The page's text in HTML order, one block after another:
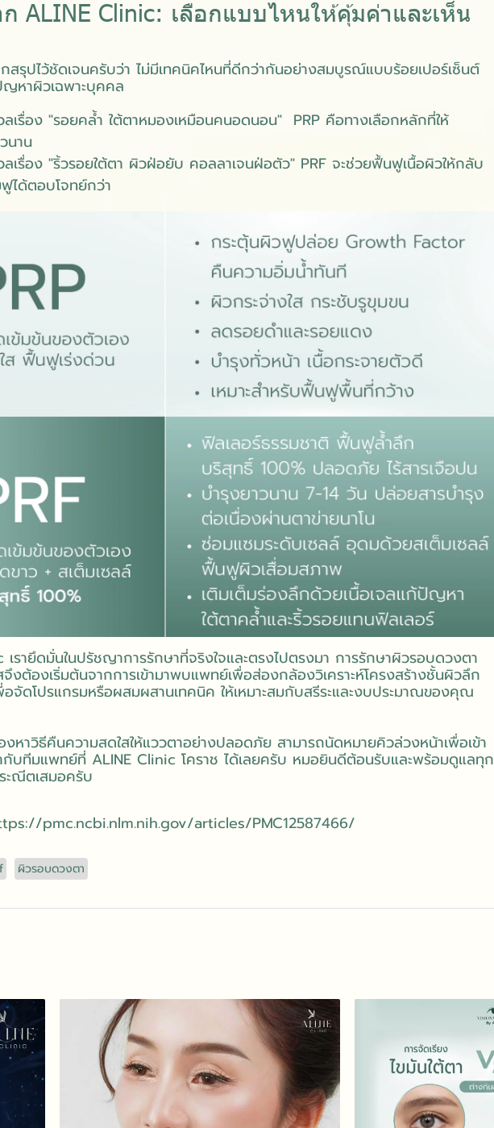
ALINE Clinic: เลือกแบบไหนให้คุ้มค่าและเห็น
สรุปไว้ชัดเจนครับว่า ไม่มีเทคนิคไหนที่ดีกว่ากันอย่างสมบูรณ์แบบร้อยเปอร์เซ็นต์
ญหาผิวเฉพาะบุคคล
เรื่อง "รอยคล้ำ ใต้ตาหมองเหมือนคนอดนอน" PRP คือทางเลือกหลักที่ให้
นาน
เรื่อง "ริ้วรอยใต้ตา ผิวฝ่อยับ คอลลาเจนฝ่อตัว" PRF จะช่วยฟื้นฟูเนื้อผิวให้กลับ
ได้ตอบโจทย์กว่า
รายึดมั่นในปรัชญาการรักษาที่จริงใจและตรงไปตรงมา การรักษาผิวรอบดวงตา
งต้องเริ่มต้นจากการเข้ามาพบแพทย์เพื่อส่องกล้องวิเคราะห์โครงสร้างชั้นผิวลึก
อจัดโปรแกรมหรือผสมผสานเทคนิค ให้เหมาะสมกับสรีระและงบประมาณของคุณ
หาวิธีคืนความสดใสให้แววตาอย่างปลอดภัย สามารถนัดหมายคิวล่วงหน้าเพื่อเข้า
บทีมแพทย์ที่ ALINE Clinic โคราช ได้เลยครับ หมอยินดีต้อนรับและพร้อมดูแลทุก
ะณีตเสมอครับ
pmc.ncbi.nlm.nih.gov/articles/PMC12587466/
ผิวรอบดวงตา